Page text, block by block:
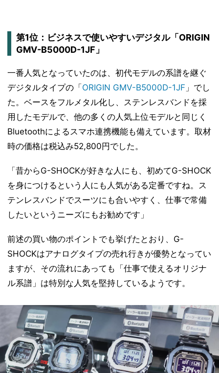
第1位：ビジネスで使いやすいデジタル「ORIGIN
GMV-B5000D-1JF」
一番人気となっていたのは、初代モデルの系譜を継ぐ
デジタルタイプの「 ORIGIN GMV-B5000D-1JF 」でし
た。ベースをフルメタル化し、ステンレスバンドを採
用したモデルで、他の多くの人気上位モデルと同じく
Bluetoothによるスマホ連携機能も備えています。取材
時の価格は税込み52,800円でした。
「昔からG-SHOCKが好きな人にも、初めてG-SHOCK
を身につけるという人にも人気がある定番ですね。ス
テンレスバンドでスーツにも合いやすく、仕事で常備
したいというニーズにもお勧めです」
前述の買い物のポイントでも挙げたとおり、G-
SHOCKはアナログタイプの売れ行きが優勢となってい
ますが、その流れにあっても「仕事で使えるオリジナ
ル系譜」は特別な人気を堅持しているようです。